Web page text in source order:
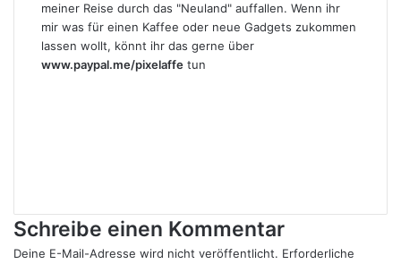
meiner Reise durch das "Neuland" auffallen. Wenn ihr
mir was für einen Kaffee oder neue Gadgets zukommen
lassen wollt, könnt ihr das gerne über
www.paypal.me/pixelaffe tun
Schreibe einen Kommentar
Deine E-Mail-Adresse wird nicht veröffentlicht. Erforderliche